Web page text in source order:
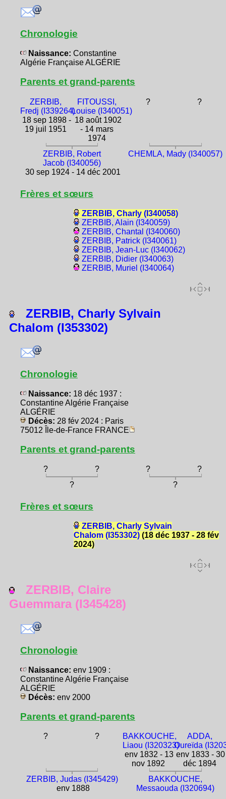
Chronologie
Naissance: Constantine
Algérie Française ALGÉRIE
Parents et grand-parents
ZERBIB,
Fredj (I339264)
18 sep 1898 -
19 juil 1951
FITOUSSI,
Louise (I340051)
18 août 1902
- 14 mars
1974
? ?
ZERBIB, Robert
Jacob (I340056)
30 sep 1924 - 14 déc 2001
CHEMLA, Mady (I340057)
Frères et sœurs
ZERBIB, Charly (I340058)
ZERBIB, Alain (I340059)
ZERBIB, Chantal (I340060)
ZERBIB, Patrick (I340061)
ZERBIB, Jean-Luc (I340062)
ZERBIB, Didier (I340063)
ZERBIB, Muriel (I340064)
ZERBIB, Charly Sylvain
Chalom (I353302)
Chronologie
Naissance: 18 déc 1937 :
Constantine Algérie Française
ALGÉRIE
Décès: 28 fév 2024 : Paris
75012 Île-de-France FRANCE
Parents et grand-parents
? ? ?
?
?
?
Frères et sœurs
ZERBIB, Charly Sylvain
Chalom (I353302)(18 déc 1937 - 28 fév
2024)
ZERBIB, Claire
Guemmara (I345428)
Chronologie
Naissance: env 1909 :
Constantine Algérie Française
ALGÉRIE
Décès: env 2000
Parents et grand-parents
? ?
BAKKOUCHE,
Liaou (I320323)
env 1832 - 13
nov 1892
ADDA,
Oureïda
env 1833 - 30
déc 1894
ZERBIB, Judas (I345429)
env 1888
BAKKOUCHE,
Messaouda (I320694)